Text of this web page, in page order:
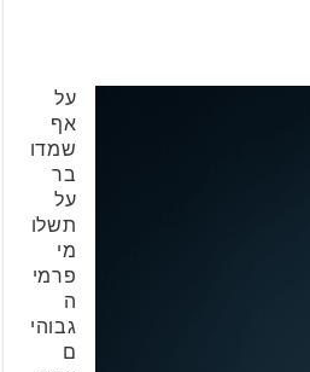
על
אף
שמדו
בר
על
תשלו
מי
פרמי
ה
גבוהי
ם